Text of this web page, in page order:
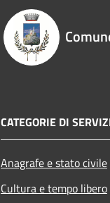
CATEGORIE DI
Anagrafe e stato civile
Cultura e tempo libero